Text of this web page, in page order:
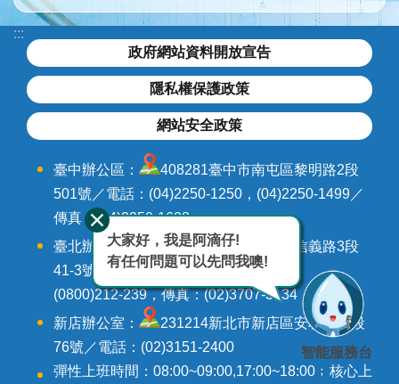
與
安
全
水
與
環
境
:::
政府網站資料開放宣告
隱私權保護政策
網站安全政策
臺中辦公區：
408281臺中市南屯區黎明路2段
501號／電話：(04)2250-1250，(04)2250-1499／
傳真：(04)2250-1628
臺北辦公區：
106242臺北市大安區信義路3段
41-3號9-12樓／電話：(02)3707-3000，
(0800)212-239，傳真：(02)3707-3134
新店辦公室：
231214新北市新店區安和路三段
76號／電話：(02)3151-2400
彈性上班時間：08:00~09:00,17:00~18:00﹔核心上
大家好，我是阿滴仔!
有任何問題可以先問我噢!
智能服務台